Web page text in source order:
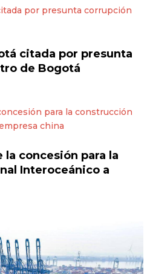
citada por presunta
de Bogotá
la concesión para la
Interoceánico a